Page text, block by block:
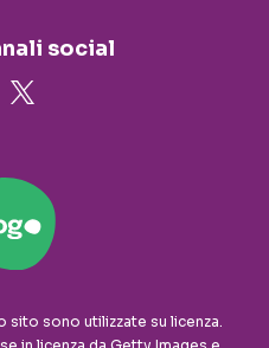
social
sito sono utilizzate su licenza.